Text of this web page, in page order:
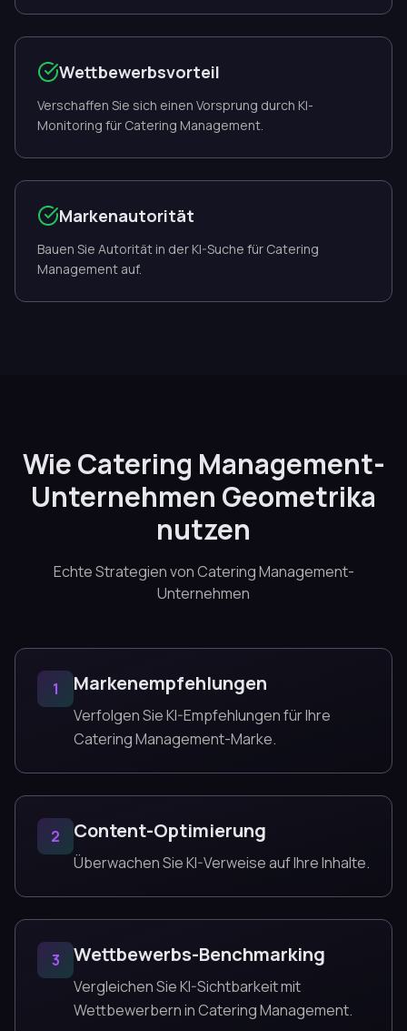
Wettbewerbsvorteil
Verschaffen Sie sich einen Vorsprung durch KI-
Monitoring für Catering Management.
Markenautorität
Bauen Sie Autorität in der KI-Suche für Catering
Management auf.
Wie Catering Management-
Unternehmen Geometrika
nutzen
Echte Strategien von Catering Management-
Unternehmen
1 Markenempfehlungen
Verfolgen Sie KI-Empfehlungen für Ihre
Catering Management-Marke.
2 Content-Optimierung
Überwachen Sie KI-Verweise auf Ihre Inhalte.
3 Wettbewerbs-Benchmarking
Vergleichen Sie KI-Sichtbarkeit mit
Wettbewerbern in Catering Management.